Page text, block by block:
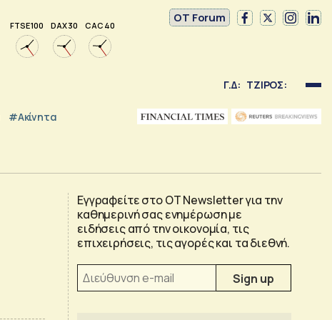
FTSE 100 DAX 30 CAC 40
OT Forum
Γ.Δ: ΤΖΙΡΟΣ:
#Ακίνητα
Εγγραφείτε στο OT Newsletter για την
καθημερινή σας ενημέρωση με
ειδήσεις από την οικονομία, τις
επιχειρήσεις, τις αγορές και τα διεθνή.